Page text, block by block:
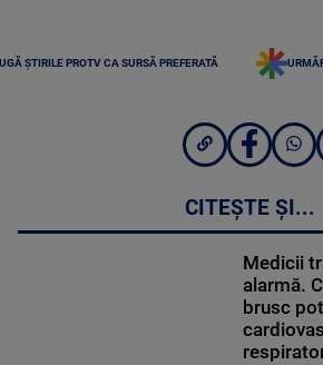
ȘTIRILE PROTV CA SURSĂ PREFERATĂ
CITEȘTE ȘI...
Medicii
alarmă.
brusc